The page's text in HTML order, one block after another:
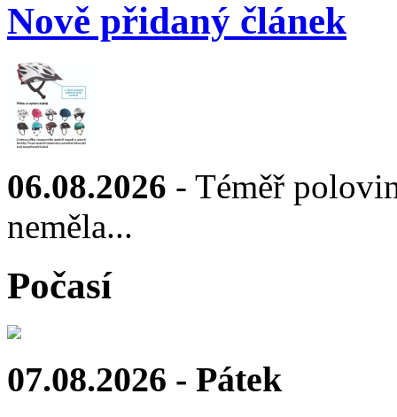
Nově přidaný článek
06.08.2026 - Téměř
neměla...
Počasí
07.08.2026 - Pátek